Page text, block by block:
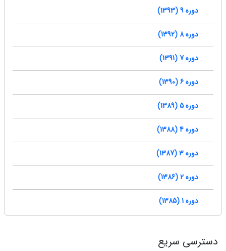
دوره 9 (1393)
دوره 8 (1392)
دوره 7 (1391)
دوره 6 (1390)
دوره 5 (1389)
دوره 4 (1388)
دوره 3 (1387)
دوره 2 (1386)
دوره 1 (1385)
دسترسی سریع